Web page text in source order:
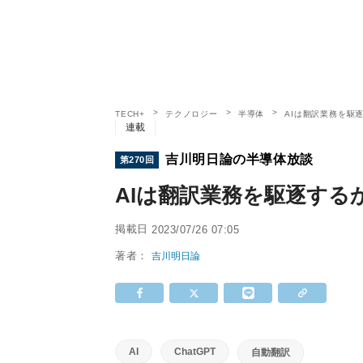
TECH+ テクノロジー 半導体 AIは翻訳業務を駆
連載
第270回 吉川明日論の半導体放談
AIは翻訳業務を駆逐する
掲載日 2023/07/26 07:05
著者：吉川明日論
AI ChatGPT 自動翻訳